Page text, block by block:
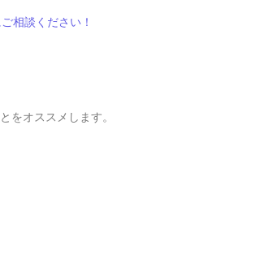
をオススメします。